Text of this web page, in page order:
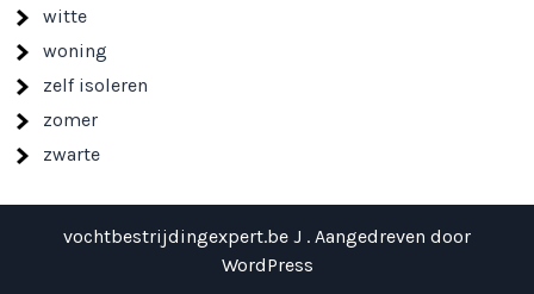
witte
woning
zelf isoleren
zomer
zwarte
vochtbestrijdingexpert.be J . Aangedreven door
WordPress